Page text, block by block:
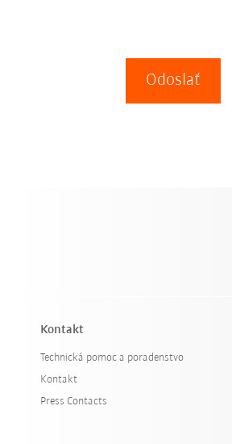
Odoslať
Kontakt
Technická pomoc a poradenstvo
Kontakt
Press Contacts